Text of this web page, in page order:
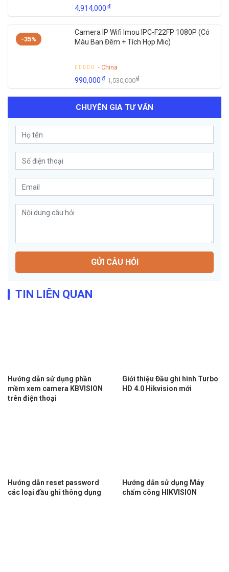
4,914,000₫
-35%
Camera IP Wifi Imou IPC-F22FP 1080P (Có
Màu Ban Đêm + Tích Hợp Mic)
- China
990,000₫ 1,530,000₫
CHUYÊN GIA TƯ VẤN
GỬI CÂU HỎI
TIN LIÊN QUAN
Hướng dẫn sử dụng phần
mềm xem camera KBVISION
trên điện thoại
Giới thiệu Đầu ghi hình Turbo
HD 4.0 Hikvision mới
Hướng dẫn reset password
các loại đầu ghi thông dụng
Hướng dẫn sử dụng Máy
chấm công HIKVISION